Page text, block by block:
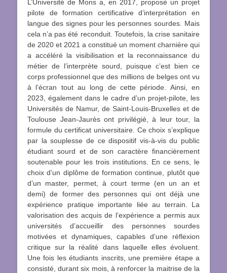
L’Université de Mons a, en 2017, proposé un projet
pilote de formation certificative d’interprétation en
langue des signes pour les personnes sourdes. Mais
cela n’a pas été reconduit. Toutefois, la crise sanitaire
de 2020 et 2021 a constitué un moment charnière qui
a accéléré la visibilisation et la reconnaissance du
métier de l’interprète sourd, puisque c’est bien ce
corps professionnel que des millions de belges ont vu
à l’écran tout au long de cette période. Ainsi, en
2023, également dans le cadre d’un projet-pilote, les
Universités de Namur, de Saint-Louis-Bruxelles et de
Toulouse Jean-Jaurès ont privilégié, à leur tour, la
formule du certificat universitaire. Ce choix s’explique
par la souplesse de ce dispositif vis-à-vis du public
étudiant sourd et de son caractère financièrement
soutenable pour les trois institutions. En ce sens, le
choix d’un diplôme de formation continue, plutôt que
d’un master, permet, à court terme (en un an et
demi) de former des personnes qui ont déjà une
expérience pratique importante liée au terrain. La
valorisation des acquis de l’expérience a permis aux
universités d’accueillir des personnes sourdes
motivées et dynamiques, capables d’une réflexion
critique sur la réalité dans laquelle elles évoluent.
Une fois les étudiants inscrits, une première étape a
consisté, durant six mois, à renforcer la maitrise de la